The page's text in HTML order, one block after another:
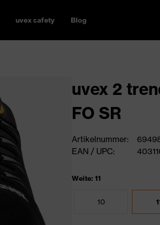
uvex safety Blog
uvex 2
FO SR
Artikelnummer:
EAN / UPC:
Weite: 11
10